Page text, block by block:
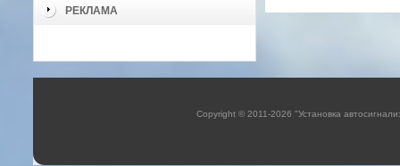
РЕКЛАМА
Copyright © 2011-2026 "Установка